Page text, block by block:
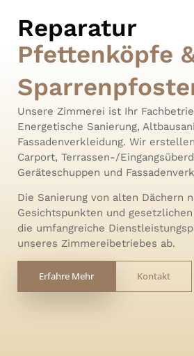
Reparatur
Pfettenköpfe
Unsere Zimmerei ist Ihr
Energetische Sanierung,
Fassadenverkleidung. Wir
Carport, Terrassen-/
Geräteschuppen und
Die Sanierung von alten Dächern
Gesichtspunkten und
die umfangreiche
unseres Zimmereibetriebes ab.
Erfahre Mehr Kontakt